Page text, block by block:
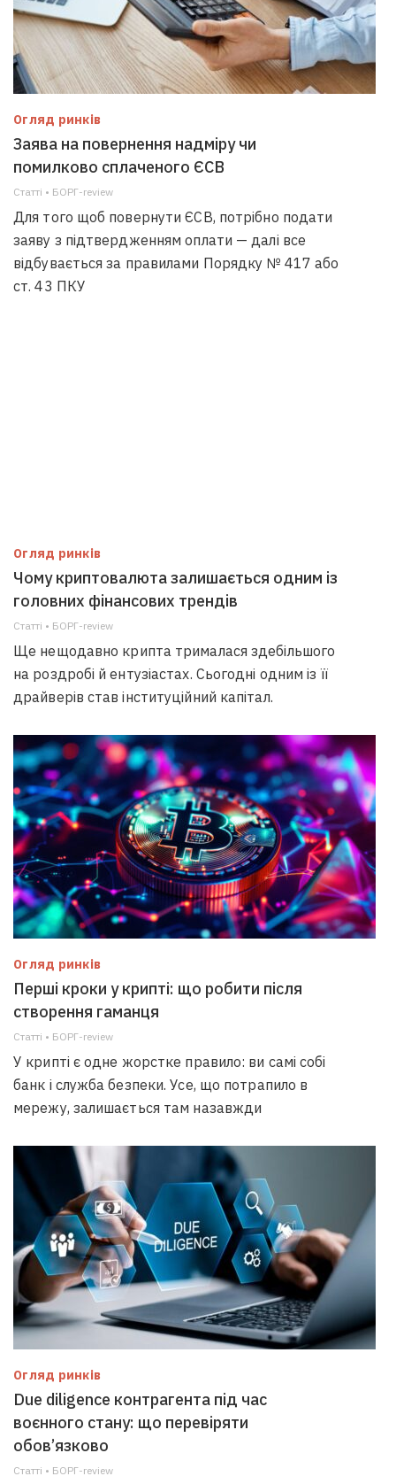
Огляд ринків
Заява на повернення надміру чи
помилково сплаченого ЄСВ
Статті • БОРГ-review
Для того щоб повернути ЄСВ, потрібно подати
заяву з підтвердженням оплати — далі все
відбувається за правилами Порядку № 417 або
ст. 43 ПКУ
Огляд ринків
Чому криптовалюта залишається одним із
головних фінансових трендів
Статті • БОРГ-review
Ще нещодавно крипта трималася здебільшого
на роздробі й ентузіастах. Сьогодні одним із її
драйверів став інституційний капітал.
Огляд ринків
Перші кроки у крипті: що робити після
створення гаманця
Статті • БОРГ-review
У крипті є одне жорстке правило: ви самі собі
банк і служба безпеки. Усе, що потрапило в
мережу, залишається там назавжди
Огляд ринків
Due diligence контрагента під час
воєнного стану: що перевіряти
обов’язково
Статті • БОРГ-review